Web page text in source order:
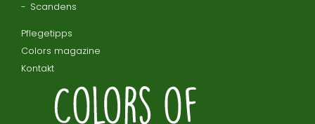
Scandens
Pflegetipps
Colors magazine
Kontakt